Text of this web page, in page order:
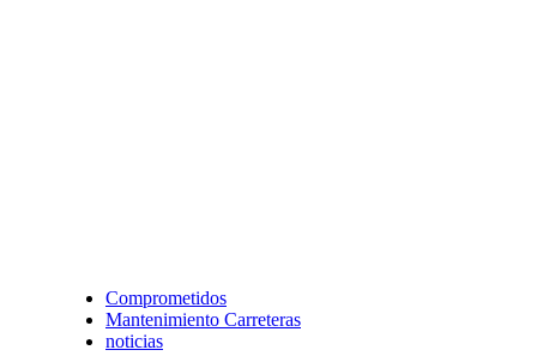
Comprometidos
Mantenimiento Carreteras
noticias